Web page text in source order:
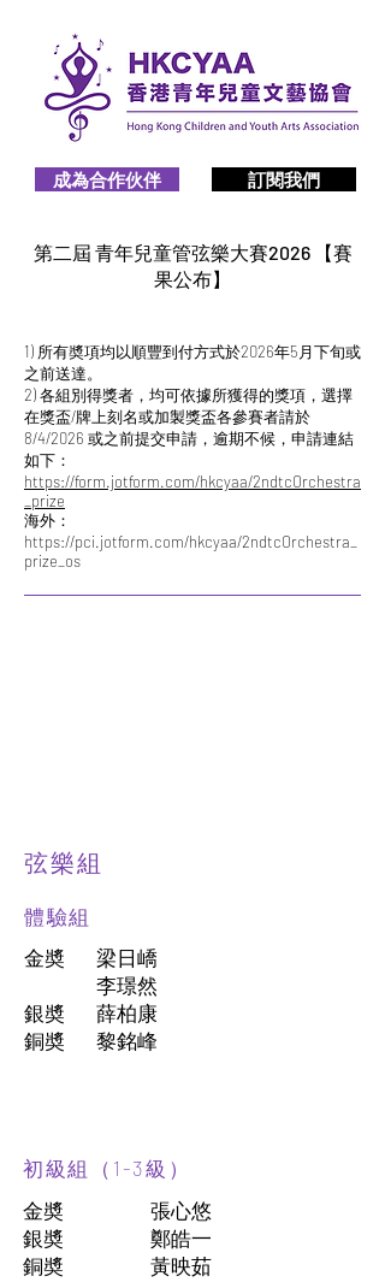
成為合作伙伴 訂閱我們
第二屆 青年兒童管弦樂大賽2026 【賽
果公布】
1) 所有奬項均以順豐到付方式於2026年5月下旬或
之前送達。
2) 各組別得獎者，均可依據所獲得的獎項，選擇
在獎盃/牌上刻名或加製獎盃各參賽者請於
8/4/2026 或之前提交申請，逾期不候，申請連結
如下：
https://form.jotform.com/hkcyaa/2ndtcOrchestra
_prize
海外：
https://pci.jotform.com/hkcyaa/2ndtcOrchestra_
prize_os
弦樂組
體驗組
金奬
銀奬
銅奬
梁日嶠
李璟然
薛柏康
黎銘峰
初級組（1-3級）
金奬
銀奬
銅奬
張心悠
鄭皓一
黃映茹